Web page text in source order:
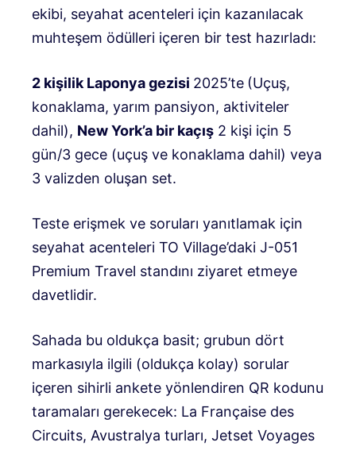
ekibi, seyahat acenteleri için kazanılacak
muhteşem ödülleri içeren bir test hazırladı:
2 kişilik Laponya gezisi 2025’te (Uçuş,
konaklama, yarım pansiyon, aktiviteler
dahil), New York’a bir kaçış 2 kişi için 5
gün/3 gece (uçuş ve konaklama dahil) veya
3 valizden oluşan set.
Teste erişmek ve soruları yanıtlamak için
seyahat acenteleri TO Village’daki J-051
Premium Travel standını ziyaret etmeye
davetlidir.
Sahada bu oldukça basit; grubun dört
markasıyla ilgili (oldukça kolay) sorular
içeren sihirli ankete yönlendiren QR kodunu
taramaları gerekecek: La Française des
Circuits, Avustralya turları, Jetset Voyages